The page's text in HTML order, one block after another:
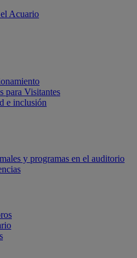
Acuario
para Visitantes
e inclusión
y programas en el auditorio